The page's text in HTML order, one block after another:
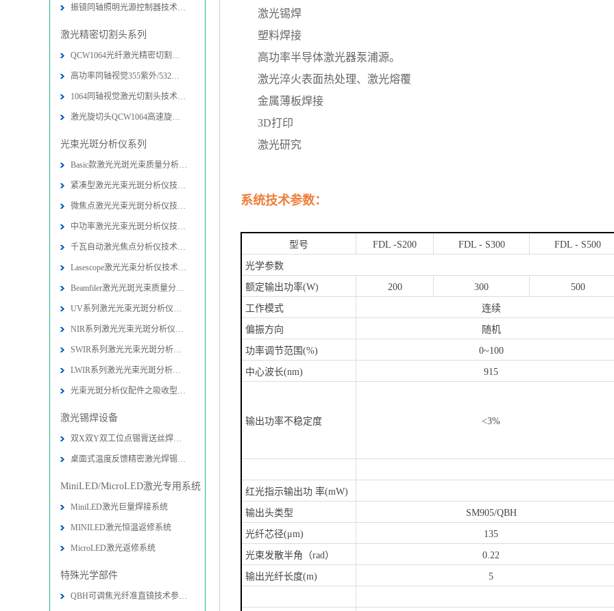
振镜同轴照明光源控制器技术参数-图
激光精密切割头系列
QCW1064光纤激光精密切割头技术参数
高功率同轴视觉355紫外/532绿光精密
1064同轴视觉激光切割头技术参数-图
激光旋切头QCW1064高速旋转精密切割
光束光斑分析仪系列
Basic款激光光斑光束质量分析仪技术
紧凑型激光光束光斑分析仪技术参数-
微焦点激光光束光斑分析仪技术参数-
中功率激光光束光斑分析仪技术参数-
千瓦自动激光焦点分析仪技术参数-图
Lasescope激光光束分析仪技术参数-
Beamfiler激光光斑光束质量分析仪技
UV系列激光光束光斑分析仪技术参数-
NIR系列激光光束光斑分析仪技术参数
SWIR系列激光光束光斑分析仪技术参数
LWIR系列激光光束光斑分析仪技术参数
光束光斑分析仪配件之吸收型衰减器技
激光锡焊设备
双X双Y双工位点锡膏送丝焊接机设备-
桌面式温度反馈精密激光焊锡系统图片
MiniLED/MicroLED激光专用系统
MiniLED激光巨量焊接系统
MINILED激光恒温返修系统
MicroLED激光返修系统
特殊光学部件
QBH可调焦光纤准直镜技术参数-图片-
激光锡焊
塑料焊接
高功率半导体激光器泵浦源。
激光淬火表面热处理、激光熔覆
金属薄板焊接
3D打印
激光研究
系统技术参数：
型号 FDL -S200 FDL - S300 FDL - S500
光学参数
额定输出功率(W) 200 300 500
工作模式 连续
偏振方向 随机
功率调节范围(%) 0~100
中心波长(nm) 915
输出功率不稳定度 <3%
红光指示输出功 率(mW)
输出头类型 SM905/QBH
光纤芯径(μm) 135
光束发散半角（rad） 0.22
输出光纤长度(m) 5